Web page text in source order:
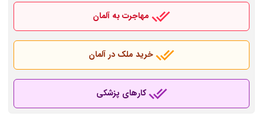
مهاجرت به آلمان
خرید ملک در آلمان
کارهای پزشکی